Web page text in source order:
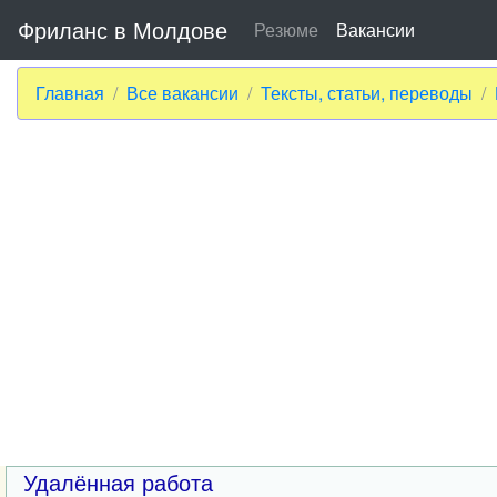
Фриланс в Молдове Резюме Вакансии
Главная Все вакансии Тексты, статьи, переводы
Удалённая работа